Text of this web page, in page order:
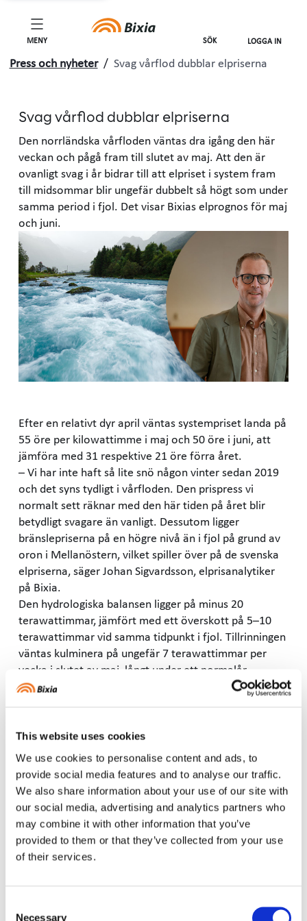
This website uses cookies
We use cookies to personalise content and ads, to
provide social media features and to analyse our traffic.
We also share information about your use of our site with
our social media, advertising and analytics partners who
may combine it with other information that you’ve
provided to them or that they’ve collected from your use
of their services.
Necessary
MENY SÖK LOGGA IN
Press och nyheter / Svag vårflod dubblar elpriserna
Svag vårflod dubblar elpriserna
Den norrländska vårfloden väntas dra igång den här
veckan och pågå fram till slutet av maj. Att den är
ovanligt svag i år bidrar till att elpriset i system fram
till midsommar blir ungefär dubbelt så högt som under
samma period i fjol. Det visar Bixias elprognos för maj
och juni.
Efter en relativt dyr april väntas systempriset landa på
55 öre per kilowattimme i maj och 50 öre i juni, att
jämföra med 31 respektive 21 öre förra året.
– Vi har inte haft så lite snö någon vinter sedan 2019
och det syns tydligt i vårfloden. Den prispress vi
normalt sett räknar med den här tiden på året blir
betydligt svagare än vanligt. Dessutom ligger
bränslepriserna på en högre nivå än i fjol på grund av
oron i Mellanöstern, vilket spiller över på de svenska
elpriserna, säger Johan Sigvardsson, elprisanalytiker
på Bixia.
Den hydrologiska balansen ligger på minus 20
terawattimmar, jämfört med ett överskott på 5–10
terawattimmar vid samma tidpunkt i fjol. Tillrinningen
väntas kulminera på ungefär 7 terawattimmar per
vecka i slutet av maj, långt under ett normalår.
Hur elpriserna utvecklas under resten av 2026 beror i
kilowattimme, vilket speglar marknadens oro inför
hösten.
– Det krävs fyra till fem blöta veckor för att ta igen
underskottet och fylla på vattenmagasinen. Det finns
indikationer på att sommaren kan bli torr i mellersta
och södra Skandinavien, men osäkerheten är stor. Om
det blir så lär priserna stiga ytterligare, säger Johan
Sigvardsson.
2025 (öre/kWh)